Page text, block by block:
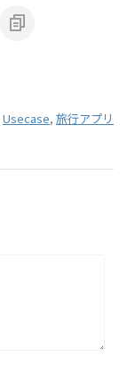
Usecase, 旅行アプリ